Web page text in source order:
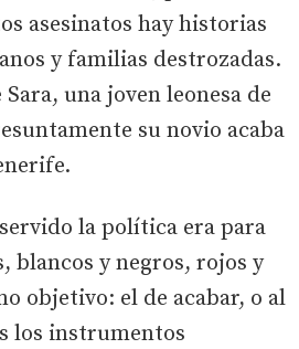
asesinatos hay historias
y familias destrozadas.
una joven leonesa de
su novio acaba
la política era para
blancos y negros, rojos y
objetivo: el de acabar, o al
los instrumentos